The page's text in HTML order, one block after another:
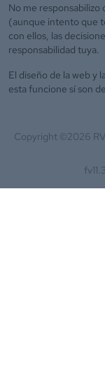
No me responsabilizo
(aunque intento que
con ellos, las
responsabilidad tuya.
El diseño de la web y
esta funcione sí son
Copyright ©2026